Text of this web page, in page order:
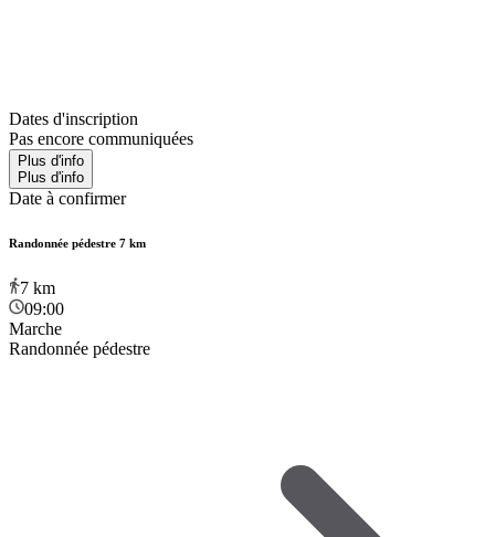
Dates d'inscription
Pas encore communiquées
Plus d'info
Plus d'info
Date à confirmer
Randonnée pédestre 7 km
7 km
09:00
Marche
Randonnée pédestre